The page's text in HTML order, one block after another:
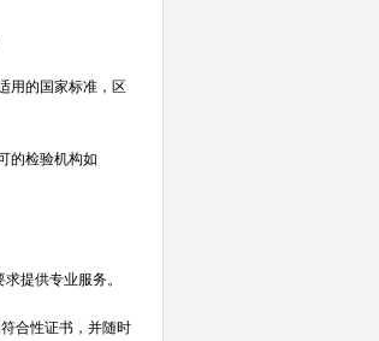
用的国家标准，区
的检验机构如
提供专业服务。
合性证书，并随时